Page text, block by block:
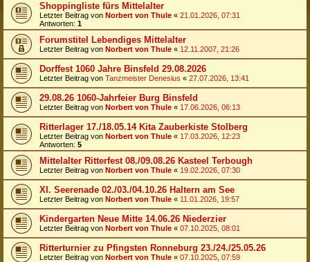
Shoppingliste fürs Mittelalter
Letzter Beitrag von Norbert von Thule « 21.01.2026, 07:31
Antworten: 1
Forumstitel Lebendiges Mittelalter
Letzter Beitrag von Norbert von Thule « 12.11.2007, 21:26
Dorffest 1060 Jahre Binsfeld 29.08.2026
Letzter Beitrag von Tanzmeister Denesius « 27.07.2026, 13:41
29.08.26 1060-Jahrfeier Burg Binsfeld
Letzter Beitrag von Norbert von Thule « 17.06.2026, 06:13
Ritterlager 17./18.05.14 Kita Zauberkiste Stolberg
Letzter Beitrag von Norbert von Thule « 17.03.2026, 12:23
Antworten: 5
Mittelalter Ritterfest 08./09.08.26 Kasteel Terbough
Letzter Beitrag von Norbert von Thule « 19.02.2026, 07:30
XI. Seerenade 02./03./04.10.26 Haltern am See
Letzter Beitrag von Norbert von Thule « 11.01.2026, 19:57
Kindergarten Neue Mitte 14.06.26 Niederzier
Letzter Beitrag von Norbert von Thule « 07.10.2025, 08:01
Ritterturnier zu Pfingsten Ronneburg 23./24./25.05.26
Letzter Beitrag von Norbert von Thule « 07.10.2025, 07:59